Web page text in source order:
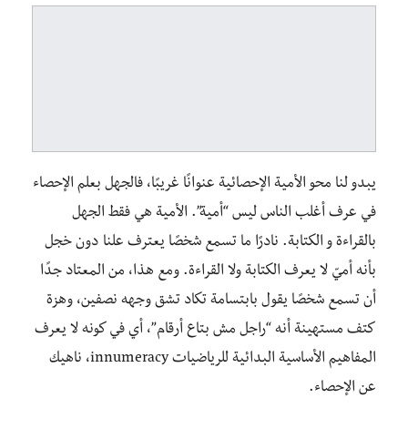
يبدو لنا محو الأمية الإحصائية عنوانًا غريبًا، فالجهل بعلم الإحصاء
في عرف أغلب الناس ليس “أمية”. الأمية هي فقط الجهل
بالقراءة و الكتابة. نادرًا ما تسمع شخصًا يعترف علنا دون خجل
بأنه أميّ لا يعرف الكتابة ولا القراءة. ومع هذا، من المعتاد جدًا
أن تسمع شخصًا يقول بابتسامة تكاد تشق وجهه نصفين، وهزة
كتف مستهينة أنه “راجل مش بتاع أرقام”، أي في كونه لا يعرف
المفاهيم الأساسية البدائية للرياضيات innumeracy، ناهيك
عن الإحصاء.